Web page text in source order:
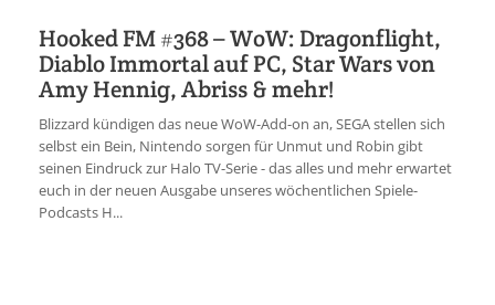
Impressum
Jobs
Discord
Hooked FM #368 – WoW: Dragonflight,
Diablo Immortal auf PC, Star Wars von
Amy Hennig, Abriss & mehr!
Blizzard kündigen das neue WoW-Add-on an, SEGA stellen sich
selbst ein Bein, Nintendo sorgen für Unmut und Robin gibt
seinen Eindruck zur Halo TV-Serie - das alles und mehr erwartet
euch in der neuen Ausgabe unseres wöchentlichen Spiele-
Podcasts H...